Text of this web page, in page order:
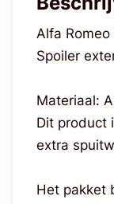
Alfa
Spoiler
Materiaal:
Dit product
extra
Het pakket